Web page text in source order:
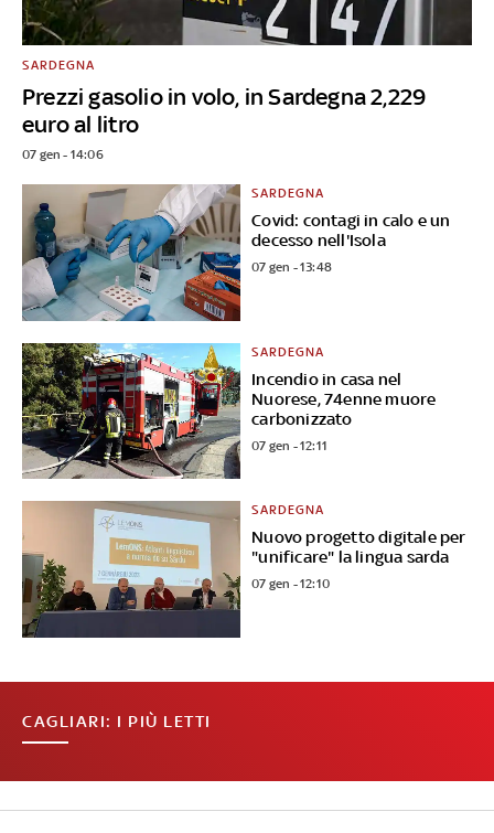
Prezzi gasolio in volo, in Sardegna 2,229
euro al litro
SARDEGNA
07 gen - 14:06
Covid: contagi in calo e un
decesso nell'Isola
SARDEGNA
07 gen - 13:48
Incendio in casa nel
Nuorese, 74enne muore
carbonizzato
SARDEGNA
07 gen - 12:11
Nuovo progetto digitale per
"unificare" la lingua sarda
SARDEGNA
07 gen - 12:10
CAGLIARI: I PIÙ LETTI